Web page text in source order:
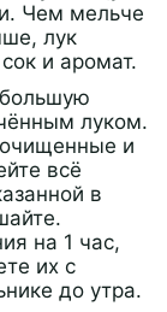
Чем мельче
лук
и аромат.
луком.
и
всё
в
на 1 час,
их с
до утра.